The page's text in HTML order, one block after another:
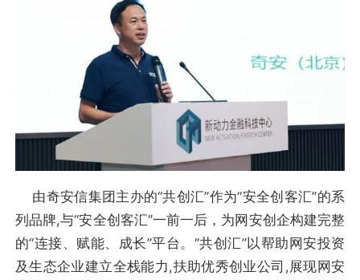
由奇安信集团主办的“共创汇”作为“安全创客汇”的系
列品牌,与“安全创客汇”一前一后，为网安创企构建完整
的“连接、赋能、成长”平台。“共创汇”以帮助网安投资
及生态企业建立全栈能力,扶助优秀创业公司,展现网安